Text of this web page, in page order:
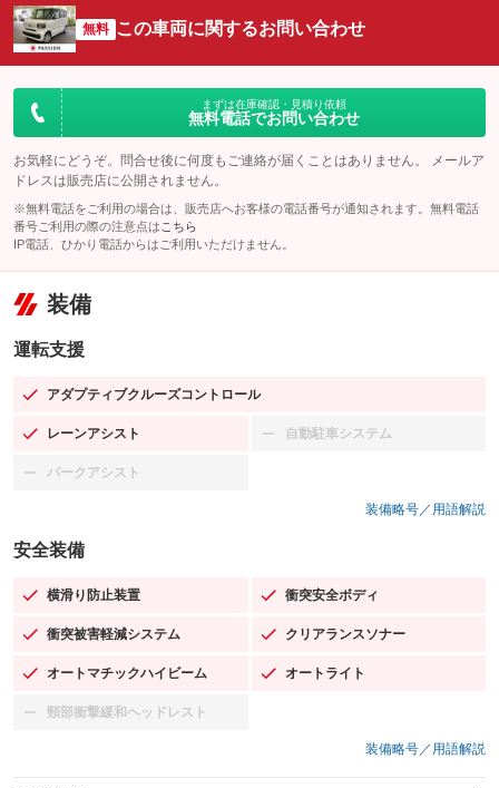
無料 この車両に関するお問い合わせ
まずは在庫確認・見積り依頼
無料電話でお問い合わせ
お気軽にどうぞ。問合せ後に何度もご連絡が届くことはありません。 メールア
ドレスは販売店に公開されません。
※無料電話をご利用の場合は、販売店へお客様の電話番号が通知されます。無料電話
番号ご利用の際の注意点は こちら
IP電話、ひかり電話からはご利用いただけません。
装備
運転支援
アダプティブクルーズコントロール
：装備あり
レーンアシスト
：装備あり 自動駐車システム
：装備なし
パークアシスト
：装備なし
装備略号／用語解説
安全装備
横滑り防止装置
：装備あり 衝突安全ボディ
：装備あり
衝突被害軽減システム
：装備あり クリアランスソナー
：装備あり
オートマチックハイビーム
：装備あり オートライト
：装備あり
頸部衝撃緩和ヘッドレスト
：装備なし
装備略号／用語解説